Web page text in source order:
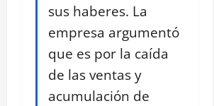
sus haberes. La
empresa argumentó
que es por la caída
de las ventas y
acumulación de